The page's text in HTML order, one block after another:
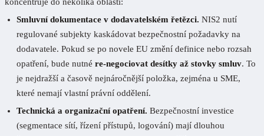
Smluvní dokumentace v dodavatelském řetězci. NIS2 nutí
regulované subjekty kaskádovat bezpečnostní požadavky na
dodavatele. Pokud se po novele EU změní definice nebo rozsah
opatření, bude nutné re-negociovat desítky až stovky smluv. To
je nejdražší a časově nejnáročnější položka, zejména u SME,
které nemají vlastní právní oddělení.
Technická a organizační opatření. Bezpečnostní investice
(segmentace sítí, řízení přístupů, logování) mají dlouhou